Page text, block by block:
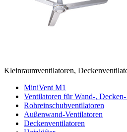
Kleinraumventilatoren,
MiniVent M1
Ventilatoren für Wand-,
Rohreinschubventilatoren
Außenwand-Ventilatoren
Deckenventilatoren